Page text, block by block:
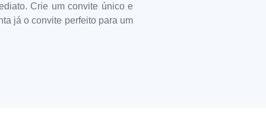
Crie um convite único e
já o convite perfeito para um